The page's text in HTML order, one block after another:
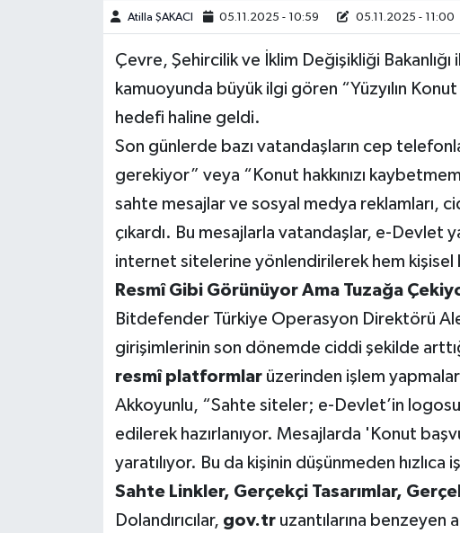
Atilla ŞAKACI 05.11.2025 - 10:59 05.11.2025 - 11:00
Çevre, Şehircilik ve İklim Değişikliği
kamuoyunda büyük ilgi gören “Yüzyılın
hedefi haline geldi.
Son günlerde bazı vatandaşların cep
gerekiyor” veya “Konut hakkınızı
sahte mesajlar ve sosyal medya reklamları,
çıkardı. Bu mesajlarla vatandaşlar, e-Devlet
internet sitelerine yönlendirilerek hem kişisel
Resmî Gibi Görünüyor Ama Tuzağa
Bitdefender Türkiye Operasyon Direktörü
girişimlerinin son dönemde ciddi şekilde
resmî platformlarüzerinden işlem
Akkoyunlu, “Sahte siteler; e-Devlet’in
edilerek hazırlanıyor. Mesajlarda 'Konut
yaratılıyor. Bu da kişinin düşünmeden
Sahte Linkler, Gerçekçi Tasarımlar,
Dolandırıcılar, gov.truzantılarına benzeyen
SürManşet